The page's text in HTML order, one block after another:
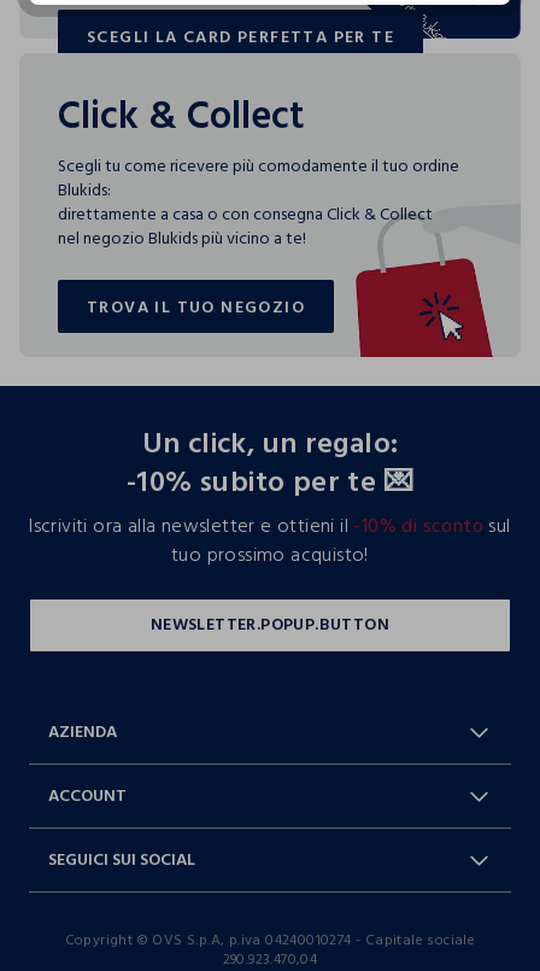
SCEGLI LA CARD PERFETTA PER TE
SCEGLI LA CARD PERFETTA PER TE
Click & Collect
Scegli tu come ricevere più comodamente il tuo ordine
Blukids:
direttamente a casa o con consegna Click & Collect
nel negozio Blukids più vicino a te!
TROVA IL TUO NEGOZIO
TROVA IL TUO NEGOZIO
Un click, un regalo:
-10% subito per te 💌
Iscriviti ora alla newsletter e ottieni il -10% di sconto sul
tuo prossimo acquisto!
AZIENDA
Dichiarazione accessibilità
ACCOUNT
9-17)
SEGUICI SUI SOCIAL
TikTok
Copyright © OVS S.p.A, p.iva 04240010274 - Capitale sociale
290.923.470,04